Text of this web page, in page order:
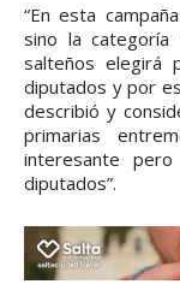
“En esta
sino la categoría
salteños elegirá
diputados y por
describió y
primarias
interesante
diputados”.